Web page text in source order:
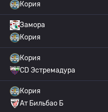
Кория
Замора
Кория
Кория
CD Эстремадура
Кория
Ат Бильбао Б